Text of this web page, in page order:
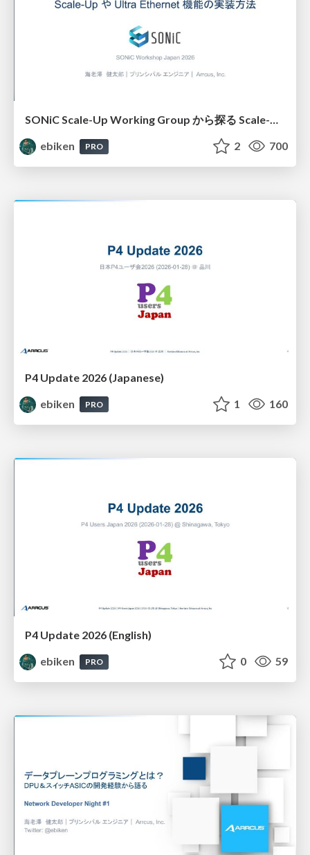
SONiC Scale-Up Working Group から探る Scale-UpやUltraEthernet機能の実装方法
ebiken
PRO 2 700
P4 Update 2026 (Japanese)
ebiken
PRO 1 160
P4 Update 2026 (English)
ebiken
PRO 0 59